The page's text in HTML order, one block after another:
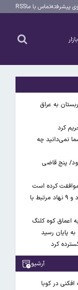
پیشرفتهتماس با ماRSS
نمی‌دانید چه
افزود/ پنج قاضی
موافقت کرده است
آمریکا تحریم‌های جدیدی علیه ایران اعمال کرد/ ۴ فرد و ۹ نهاد مرتبط با
به اعماق کوه کلنگ
پایان رسید
کرد
آرشیو
افکنی در کوبا